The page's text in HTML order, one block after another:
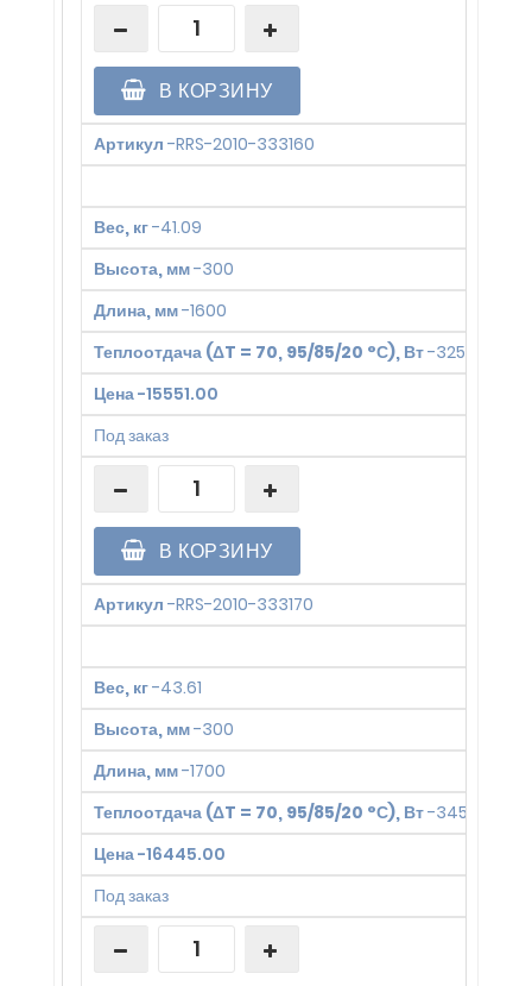
В КОРЗИНУ
Артикул -RRS-2010-333160
Вес, кг-41.09
Высота, мм-300
Длина, мм-1600
Теплоотдача (ΔT = 70, 95/85/20 °С), Вт-3250
Цена-15551.00
Под заказ
В КОРЗИНУ
Артикул -RRS-2010-333170
Вес, кг-43.61
Высота, мм-300
Длина, мм-1700
Теплоотдача (ΔT = 70, 95/85/20 °С), Вт-3454
Цена-16445.00
Под заказ